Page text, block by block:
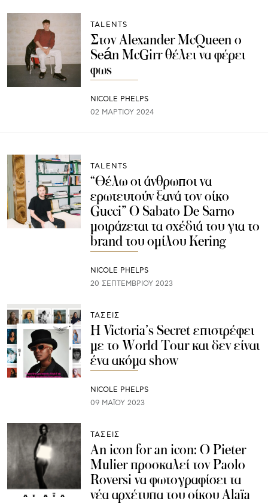
TALENTS
Στον Alexander McQueen ο
Seán McGirr θέλει να φέρει
φως
NICOLE PHELPS
02 ΜΑΡΤΊΟΥ 2024
TALENTS
“Θέλω οι άνθρωποι να
ερωτευτούν ξανά τον οίκο
Gucci” Ο Sabato De Sarno
μοιράζεται τα σχέδιά του για το
brand του ομίλου Kering
NICOLE PHELPS
20 ΣΕΠΤΕΜΒΡΊΟΥ 2023
ΤΑΣΕΙΣ
Η Victoria’s Secret επιστρέφει
με το World Tour και δεν είναι
ένα ακόμα show
NICOLE PHELPS
09 ΜΑΪ́ΟΥ 2023
ΤΑΣΕΙΣ
An icon for an icon: O Pieter
Mulier προσκαλεί τον Paolo
Roversi να φωτογραφίσει τα
νέα αρχέτυπα του οίκου Alaïa